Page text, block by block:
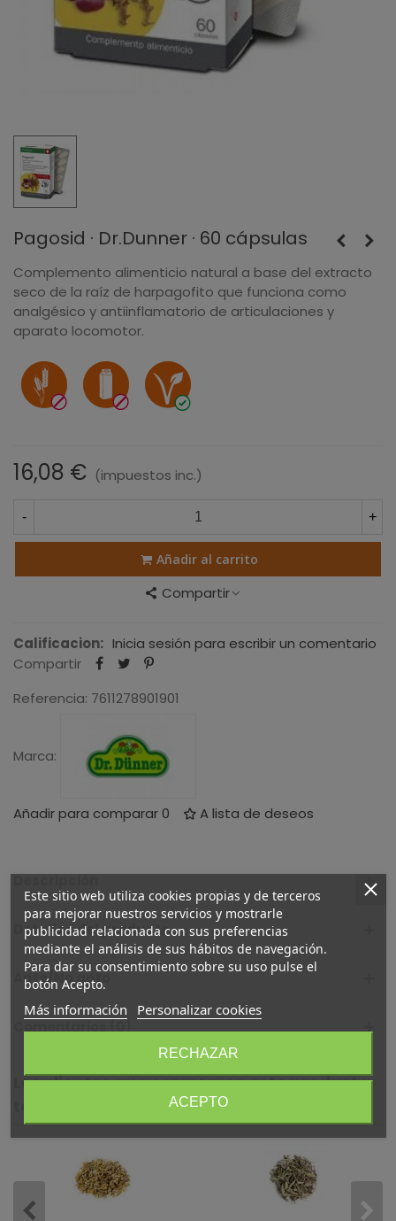
Pagosid · Dr.Dunner · 60 cápsulas
Complemento alimenticio natural a base del extracto
seco de la raíz de harpagofito que funciona como
analgésico y antiinflamatorio de articulaciones y
aparato locomotor.
16,08 € (impuestos inc.)
- +
Añadir al carrito
Compartir
Calificacion: Inicia sesión para escribir un comentario
Compartir
Referencia: 7611278901901
Marca:
Añadir para comparar0 A lista de deseos
Descripción
Detalles del producto
Apto/No apto
Los clientes que compraron este producto
también compraron:
Este sitio web utiliza cookies propias y de terceros
para mejorar nuestros servicios y mostrarle
publicidad relacionada con sus preferencias
mediante el análisis de sus hábitos de navegación.
Para dar su consentimiento sobre su uso pulse el
botón Acepto.
Más información Personalizar cookies
RECHAZAR
ACEPTO